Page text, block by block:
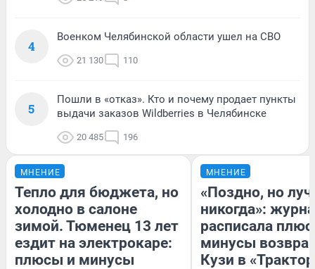
4
Военком Челябинской области ушел на СВО
21 130 110
5
Пошли в «отказ». Кто и почему продает пункты
выдачи заказов Wildberries в Челябинске
20 485 196
МНЕНИЕ
Тепло для бюджета, но
холодно в салоне
зимой. Тюменец 13 лет
ездит на электрокаре:
плюсы и минусы
МНЕНИЕ
«Поздно, но
никогда»:
расписала
минусы
Кузи в